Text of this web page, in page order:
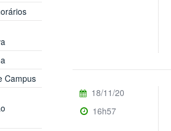
Campus
18/11/20
16h57